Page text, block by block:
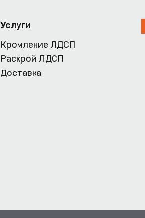
Услуги
Кромление ЛДСП
Раскрой ЛДСП
Доставка